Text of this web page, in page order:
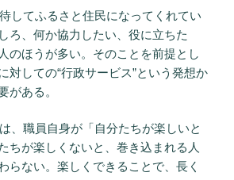
してふるさと住民になってくれてい
ろ、何か協力したい、役に立ちた
のほうが多い。そのことを前提とし
対しての“行政サービス”という発想か
がある。
、職員自身が「自分たちが楽しいと
ちが楽しくないと、巻き込まれる人
らない。楽しくできることで、長く